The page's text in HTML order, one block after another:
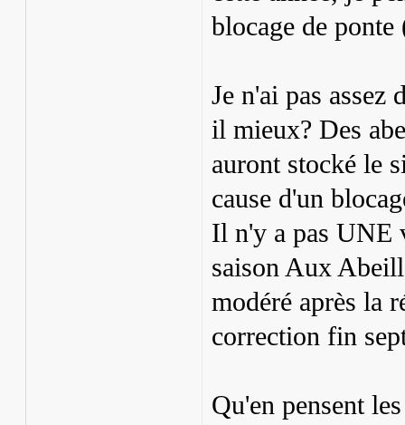
blocage de
Je n'ai pas assez
il mieux? Des
auront stocké le
cause d'un
Il n'y a pas UNE
saison Aux
modéré après la
correction fin
Qu'en pensent